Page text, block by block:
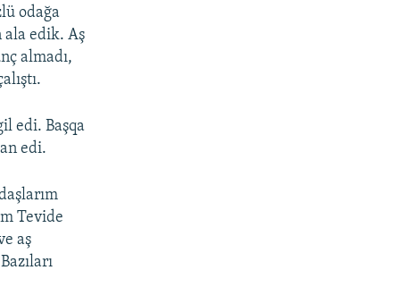
odağa
ala edik. Aş
almadı,
edi. Başqa
edi.
Tevide
aş